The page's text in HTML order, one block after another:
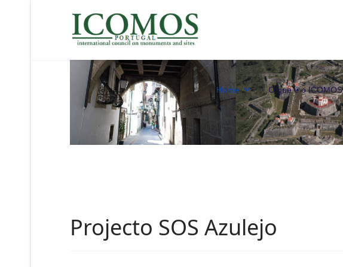
Home O que é o ICOMOS
Projecto SOS Azulejo